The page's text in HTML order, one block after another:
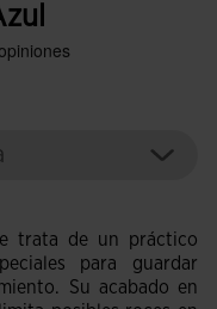
trata de un práctico
para guardar
Su acabado en